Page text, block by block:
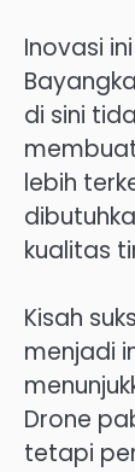
Inovasi
di sini
lebih
kualitas
Kisah
menjadi
Drone
tetapi